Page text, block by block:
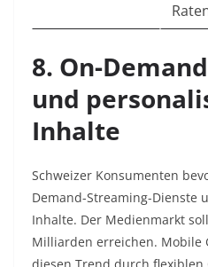
8. On-
und
Inhalte
Schweizer Konsumenten
Demand-Streaming-Dienste
Inhalte. Der Medienmarkt
Milliarden erreichen. Mobile